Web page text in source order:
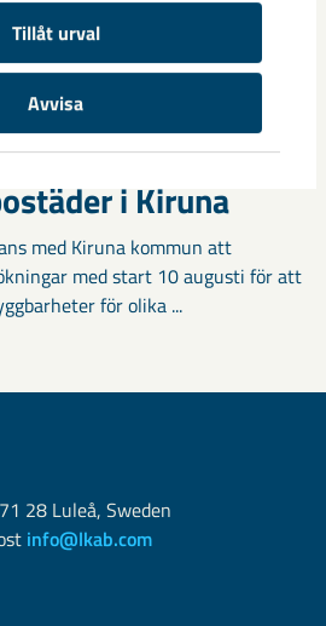
Tillåt urval
Avvisa
visar vägen
i Kiruna
med Kiruna kommun att
med start 10 augusti för att
för olika ...
28 Luleå, Sweden
info@lkab.com